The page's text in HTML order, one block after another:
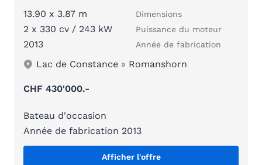
13.90 x 3.87 m Dimensions
2 x 330 cv / 243 kW Puissance du moteur
2013 Année de fabrication
Lac de Constance » Romanshorn
CHF 430'000.-
Bateau d'occasion
Année de fabrication 2013
Afficher l'offre